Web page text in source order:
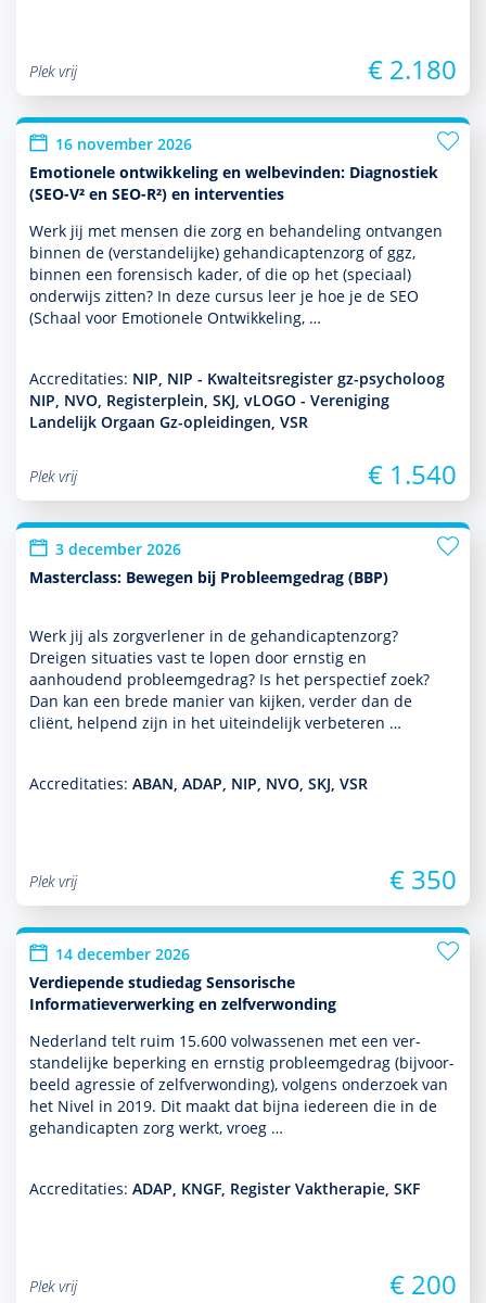
Plek vrij € 2.180
16 november 2026
Emotionele ontwikkeling en welbevinden: Diagnostiek
(SEO-V² en SEO-R²) en interventies
Werk jij met mensen die zorg en behan­del­ing ontvangen
binnen de (ver­stande­lijke) gehandi­capten­zorg of ggz,
binnen een foren­sisch kader, of die op het (speciaal)
onder­wijs zitten? In deze cursus leer je hoe je de SEO
(Schaal voor Emotionele Ontwikkeling, …
Accreditaties: NIP, NIP - Kwalteitsregister gz-psycholoog
NIP, NVO, Registerplein, SKJ, vLOGO - Vereniging
Landelijk Orgaan Gz-opleidingen, VSR
Plek vrij € 1.540
3 december 2026
Masterclass: Bewegen bij Probleemgedrag (BBP)
Werk jij als zorgverlener in de gehandi­capten­zorg?
Dreigen situaties vast te lopen door ernstig en
aanhoudend probleemgedrag? Is het perspec­tief zoek?
Dan kan een brede manier van kijken, verder dan de
cliënt, helpend zijn in het uit­einde­lijk verbeteren …
Accreditaties: ABAN, ADAP, NIP, NVO, SKJ, VSR
Plek vrij € 350
14 december 2026
Verdiepende studiedag Sensorische
Informatieverwerking en zelfverwonding
Nederland telt ruim 15.600 vol­was­senen met een ver­
stande­lijke beper­king en ernstig probleemgedrag (bij­voor­
beeld agressie of zelfverwonding), volgens onder­zoek van
het Nivel in 2019. Dit maakt dat bijna iedereen die in de
gehandicapten zorg werkt, vroeg …
Accreditaties: ADAP, KNGF, Register Vaktherapie, SKF
Plek vrij € 200